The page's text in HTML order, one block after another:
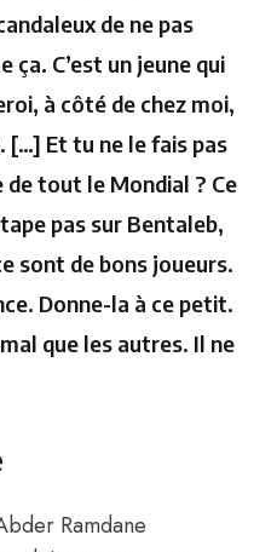
de ne pas
C’est un jeune qui
à côté de chez moi,
[…] Et tu ne le fais pas
tout le Mondial ? Ce
pas sur Bentaleb,
sont de bons joueurs.
Donne-la à ce petit.
que les autres. Il ne
Ramdane